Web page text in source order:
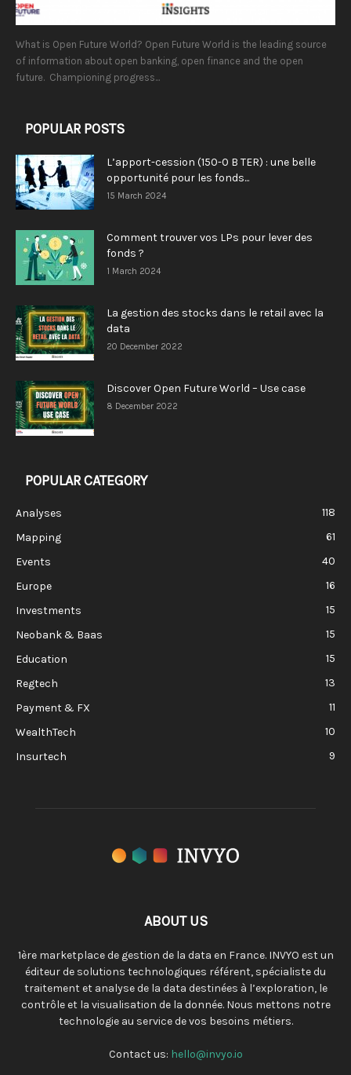
What is Open Future World? Open Future World is the leading source
of information about open banking, open finance and the open
future. Championing progress...
POPULAR POSTS
L’apport-cession (150-0 B TER) : une belle
opportunité pour les fonds...
15 March 2024
Comment trouver vos LPs pour lever des
fonds ?
1 March 2024
La gestion des stocks dans le retail avec la
data
20 December 2022
Discover Open Future World – Use case
8 December 2022
POPULAR CATEGORY
Analyses
118
Mapping
61
Events
40
Europe
16
Investments
15
Neobank & Baas
15
Education
15
Regtech
13
Payment & FX
11
WealthTech
10
Insurtech
9
ABOUT US
1ère marketplace de gestion de la data en France. INVYO est un
éditeur de solutions technologiques référent, spécialiste du
traitement et analyse de la data destinées à l’exploration, le
contrôle et la visualisation de la donnée. Nous mettons notre
technologie au service de vos besoins métiers.
Contact us: hello@invyo.io